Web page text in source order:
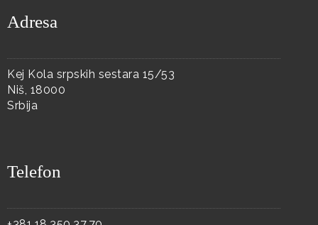
Adresa
Kej Kola srpskih sestara 15/53
Niš, 18000
Srbija
Telefon